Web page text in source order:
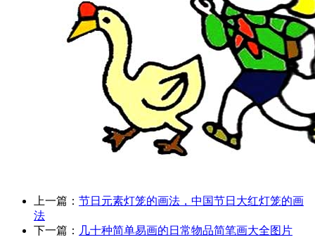
上一篇： 节日元素灯笼的画法，中国节日大红灯笼的画
法
下一篇： 几十种简单易画的日常物品简笔画大全图片